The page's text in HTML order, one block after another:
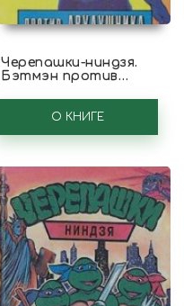
Черепашки-ниндзя.
Бэтмэн против
О КНИГЕ